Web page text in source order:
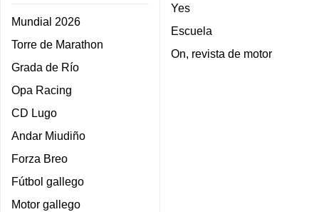
Mundial 2026
Torre de Marathon
Grada de Río
Opa Racing
CD Lugo
Andar Miudiño
Forza Breo
Fútbol gallego
Motor gallego
Yes
Escuela
On, revista de motor